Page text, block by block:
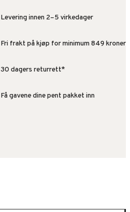
Levering innen 2–5 virkedager
Fri frakt på kjøp for minimum 849 kroner
30 dagers returrett*
Få gavene dine pent pakket inn